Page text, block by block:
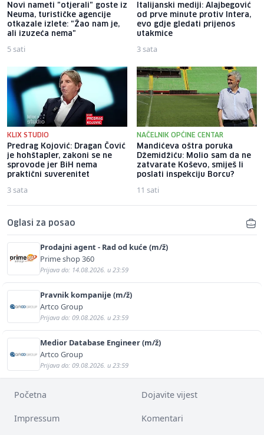
Novi nameti "otjerali" goste iz
Neuma, turističke agencije
otkazale izlete: "Žao nam je,
ali izuzeća nema"
5 sati
Italijanski mediji: Alajbegović
od prve minute protiv Intera,
evo gdje gledati prijenos
utakmice
3 sata
KLIX STUDIO
Predrag Kojović: Dragan Čović
je hohštapler, zakoni se ne
sprovode jer BiH nema
praktični suverenitet
3 sata
NAČELNIK OPĆINE CENTAR
Mandićeva oštra poruka
Džemidžiću: Molio sam da ne
zatvarate Koševo, smiješ li
poslati inspekciju Borcu?
11 sati
Oglasi za posao
Prodajni agent - Rad od kuće (m/ž)
Prime shop 360
Prijava do: 14.08.2026. u 23:59
Pravnik kompanije (m/ž)
Artco Group
Prijava do: 09.08.2026. u 23:59
Medior Database Engineer (m/ž)
Artco Group
Prijava do: 09.08.2026. u 23:59
Početna Dojavite vijest
Impressum Komentari